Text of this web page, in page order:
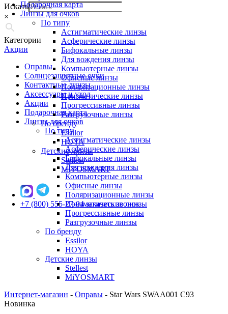
Искать
×
Категории
Акции
Оправы
Солнцезащитные очки
Контактные линзы
Аксессуары и уход
Акции
Подарочная карта
Линзы для очков
По типу
Астигматические линзы
Асферические линзы
Бифокальные линзы
Для вождения линзы
Компьютерные линзы
Офисные линзы
Поляризационные линзы
Призматические линзы
Прогрессивные линзы
Разгрузочные линзы
По бренду
Essilor
HOYA
Детские линзы
Stellest
MiYOSMART
Подарочная карта
Линзы для очков
По типу
Астигматические линзы
Асферические линзы
Бифокальные линзы
Для вождения линзы
Компьютерные линзы
Офисные линзы
Поляризационные линзы
Призматические линзы
Прогрессивные линзы
Разгрузочные линзы
По бренду
Essilor
HOYA
Детские линзы
Stellest
MiYOSMART
+7 (800) 555-27-04 заказать звонок
Интернет-магазин - Оправы - Star Wars SWAA001 C93
Новинка